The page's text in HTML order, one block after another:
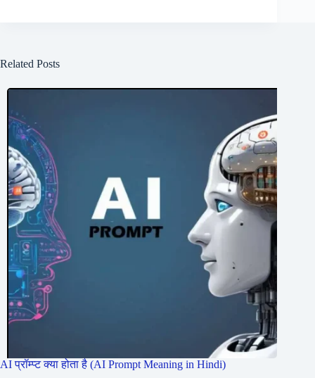
Related Posts
AI प्रॉम्प्ट क्या होता है (AI Prompt Meaning in Hindi)